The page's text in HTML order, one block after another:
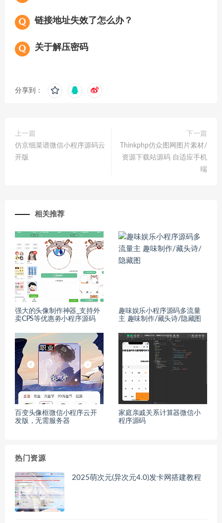
链接地址失效了怎么办？
关于解压密码
分享到：
上一篇
仿京细菜谱微信小程序源码云
开版
下一篇
Thinkphp仿众图网图片素材/
资源下载站源码 自适应手机
端
相关推荐
强大的头像制作神器_支持外
卖CPS等优惠劵小程序源码
趣味娱乐小程序源码多流量
主 趣味制作/藏头诗/隐藏图
百变头像框微信小程序云开
发版，无需服务器
家庭亲戚关系计算器微信小
程序源码
热门资源
2025萌次元(异次元4.0)发卡网搭建教程